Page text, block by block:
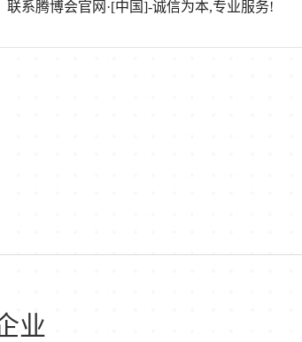
联系腾博会官网·[中国]-诚信为本,专业服务!
业